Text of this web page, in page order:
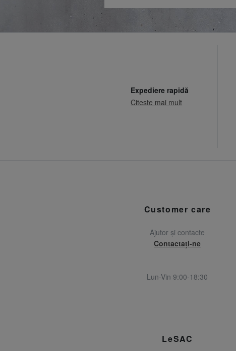
Expediere rapidă
Citeste mai mult
Customer care
Ajutor și contacte
Contactați-ne
Lun-Vin 9:00-18:30
LeSAC